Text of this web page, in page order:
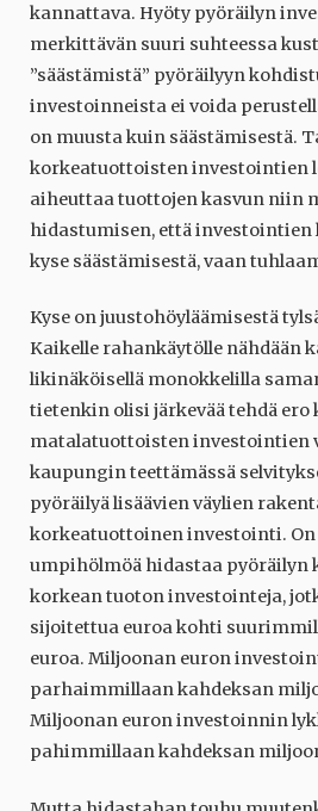
kannattava. Hyöty pyöräilyn
merkittävän suuri suhteessa
”säästämistä” pyöräilyyn
investoinneista ei voida
on muusta kuin säästämisestä.
korkeatuottoisten investointien
aiheuttaa tuottojen kasvun niin
hidastumisen, että investointien
kyse säästämisestä, vaan
Kyse on juustohöyläämisestä
Kaikelle rahankäytölle nähdään
likinäköisellä monokkelilla
tietenkin olisi järkevää tehdä
matalatuottoisten investointien
kaupungin teettämässä
pyöräilyä lisäävien väylien
korkeatuottoinen investointi.
umpihölmöä hidastaa pyöräilyn
korkean tuoton investointeja,
sijoitettua euroa kohti
euroa. Miljoonan euron
parhaimmillaan kahdeksan
Miljoonan euron investoinnin
pahimmillaan kahdeksan